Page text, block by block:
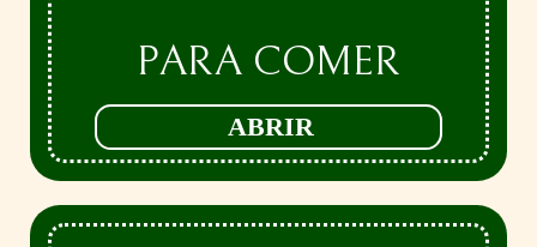
PARA COMER
ABRIR